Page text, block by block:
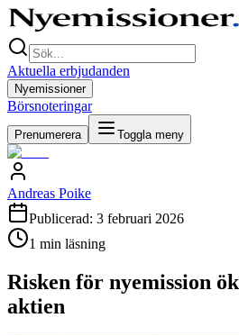
Aktuella erbjudanden
Nyemissioner
Börsnoteringar
Prenumerera Toggla meny
Andreas Poike
Publicerad: 3 februari 2026
1 min läsning
Risken för nyemission
aktien